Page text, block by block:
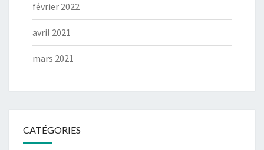
février 2022
avril 2021
mars 2021
CATÉGORIES